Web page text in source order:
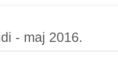
- maj 2016.